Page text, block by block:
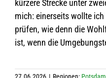
kür­zere Stre­cke unter
mich: einer­seits wollte
prü­fen, wie denn die
ist, wenn die
27.06.2026 | Regio­nen: